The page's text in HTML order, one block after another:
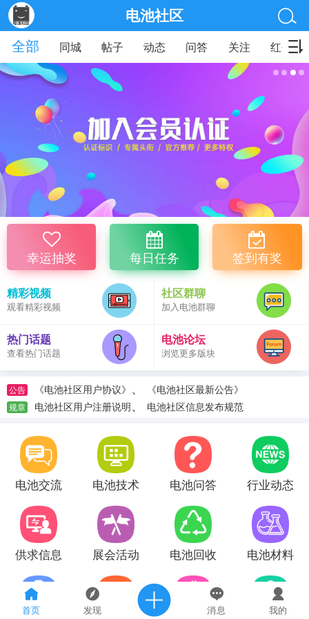
首页 发现 消息 我的
电池社区
全部
同城 帖子 动态 问答 关注 红包
幸运抽奖 每日任务 签到有奖
精彩视频
观看精彩视频
社区群聊
加入电池群聊
热门话题
查看热门话题
电池论坛
浏览更多版块
公告 《电池社区用户协议》 、 《电池社区最新公告》
规章 电池社区用户注册说明、 电池社区信息发布规范
电池交流 电池技术 电池问答 行业动态
供求信息 展会活动 电池回收 电池材料